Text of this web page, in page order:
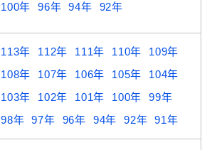
100年 96年 94年 92年
113年 112年 111年 110年
109年
108年
107年 106年 105年
104年
103年
102年 101年 100年
99年
98年
97年 96年 94年 92年 91年